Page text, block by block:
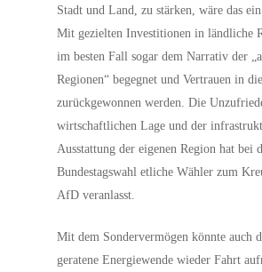
Stadt und Land, zu stärken, wäre das
Mit gezielten Investitionen in ländliche
im besten Fall sogar dem Narrativ der
Regionen“ begegnet und Vertrauen in
zurückgewonnen werden. Die
wirtschaftlichen Lage und der
Ausstattung der eigenen Region hat bei
Bundestagswahl etliche Wähler zum
AfD veranlasst.
Mit dem Sondervermögen könnte auch
geratene Energiewende wieder Fahrt